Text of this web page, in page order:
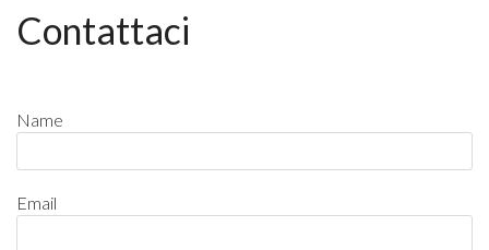
Contattaci
Name
Email